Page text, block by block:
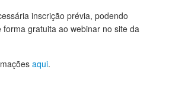
inscrição prévia, podendo
forma gratuita ao webinar no site da
aqui.